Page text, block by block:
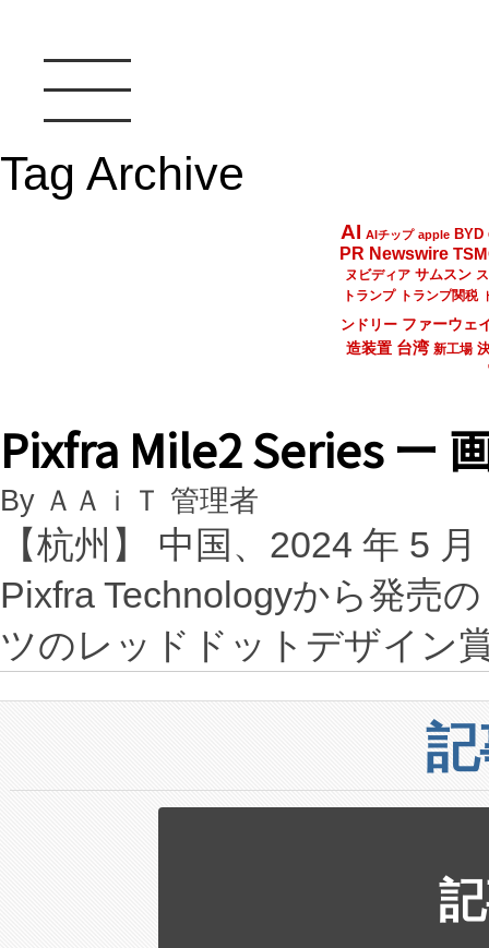
Tag Archive
AI AIチップ apple BYD
PR Newswire
ヌビディア サムスン
トランプ
トランプ関税
ンドリー ファーウェ
造装置 台湾 新工場
Pixfra Mile2 Series ー
By ＡＡｉＴ 管理者
【杭州】 中国、2024 年 5
Pixfra Technologyから発売
ツのレッドドットデザイン